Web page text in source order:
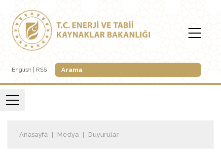
English RSS
Anasayfa Medya Duyurular